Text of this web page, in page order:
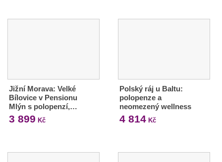
Jižní Morava: Velké
Bílovice v Pensionu
Mlýn s polopenzí,…
3 899 Kč
Polský ráj u Baltu:
polopenze a
neomezený wellness
4 814Kč